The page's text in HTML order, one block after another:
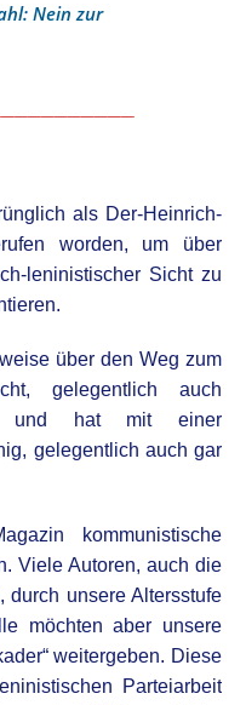
Nein zur
als Der-Heinrich-
worden, um über
leninistischer Sicht zu
über den Weg zum
gelegentlich auch
und hat mit einer
gelegentlich auch gar
kommunistische
Viele Autoren, auch die
durch unsere Altersstufe
möchten aber unsere
weitergeben. Diese
Parteiarbeit